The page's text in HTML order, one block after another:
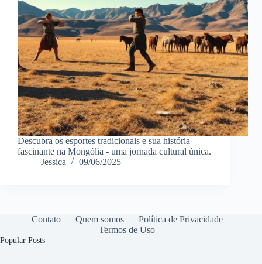
Descubra os esportes tradicionais e sua história
fascinante na Mongólia - uma jornada cultural única.
Jessica
09/06/2025
Contato Quem somos
Política de Privacidade
Termos de Uso
Popular Posts